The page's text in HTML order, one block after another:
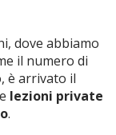
dove abbiamo
il numero di
è arrivato il
lezioni private
.